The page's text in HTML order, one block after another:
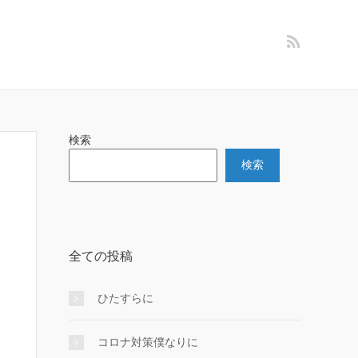
検索
検索
全ての投稿
ひたすらに
コロナ対策僕なりに